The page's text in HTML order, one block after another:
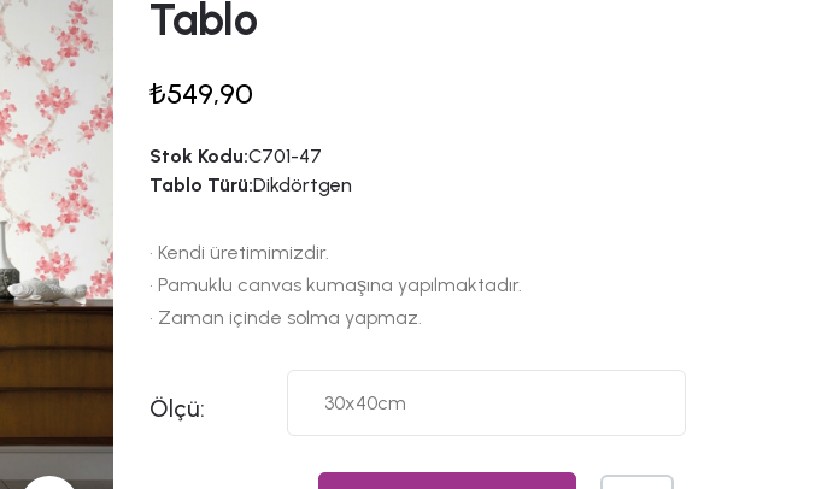
Tablo
₺549,90
Stok Kodu:C701-47
Tablo Türü:Dikdörtgen
• Kendi üretimimizdir.
• Pamuklu canvas kumaşına yapılmaktadır.
• Zaman içinde solma yapmaz.
Ölçü: